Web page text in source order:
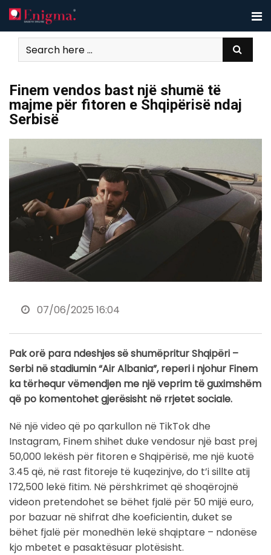
Skip
to
content
Finem vendos bast një shumë të
majme për fitoren e Shqipërisë ndaj
Serbisë
07/06/2025 16:04
Pak orë para ndeshjes së shumëpritur Shqipëri –
Serbi në stadiumin “Air Albania”, reperi i njohur Finem
ka tërhequr vëmendjen me një veprim të guximshëm
që po komentohet gjerësisht në rrjetet sociale.
Në një video që po qarkullon në TikTok dhe
Instagram, Finem shihet duke vendosur një bast prej
50,000 lekësh për fitoren e Shqipërisë, me një kuotë
3.45 që, në rast fitoreje të kuqezinjve, do t’i sillte atij
172,500 lekë fitim. Në përshkrimet që shoqërojnë
videon pretendohet se bëhet fjalë për 50 mijë euro,
por bazuar në shifrat dhe koeficientin, duket se
bëhet fjalë për monedhën lekë shqiptare – ndonëse
kjo mbetet e pasaktësuar plotësisht.